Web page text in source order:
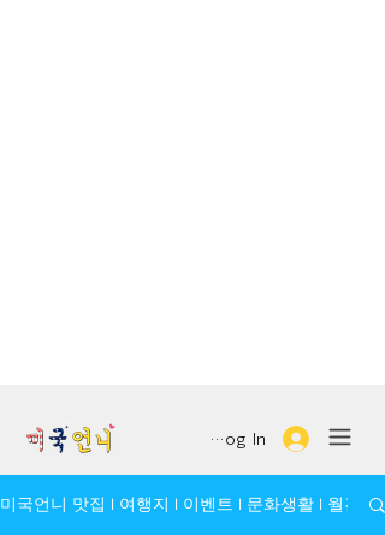
Log In
미국언니 맛집 l 여행지 l 이벤트 l 문화생활 l 월간 모